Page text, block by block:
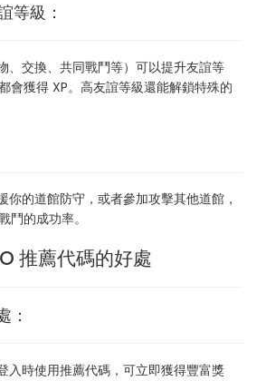
等級：
、交換、共同戰鬥等）可以提升友誼等
會獲得 XP。高友誼等級還能解鎖特殊的
你的道館防守，或者參加攻擊其他道館，
鬥的成功率。
推薦代碼的好處
：
入時使用推薦代碼，可立即獲得豐富獎